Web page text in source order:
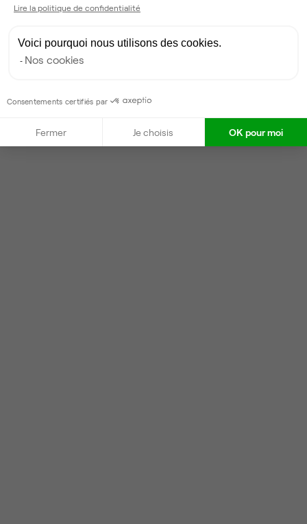
Lire la politique de confidentialité
Voici pourquoi nous utilisons des cookies.
Nos cookies
Consentements certifiés par
Fermer Je choisis OK pour moi